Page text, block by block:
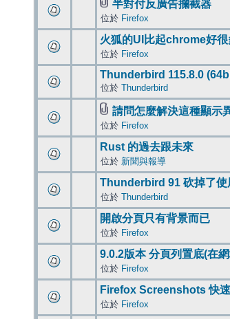
半對付反廣告攔截器
位於 Firefox
火狐的UI比起chrome好
位於 Firefox
Thunderbird 115.8.0
位於 Thunderbird
請問怎麼解決這種顯示
位於 Firefox
Rust 的過去跟未來
位於 新聞與報導
Thunderbird 91 砍掉了使
位於 Thunderbird
開啟分頁只有背景而已
位於 Firefox
9.0.2版本 分頁列置底(在
位於 Firefox
Firefox Screenshots 快
位於 Firefox